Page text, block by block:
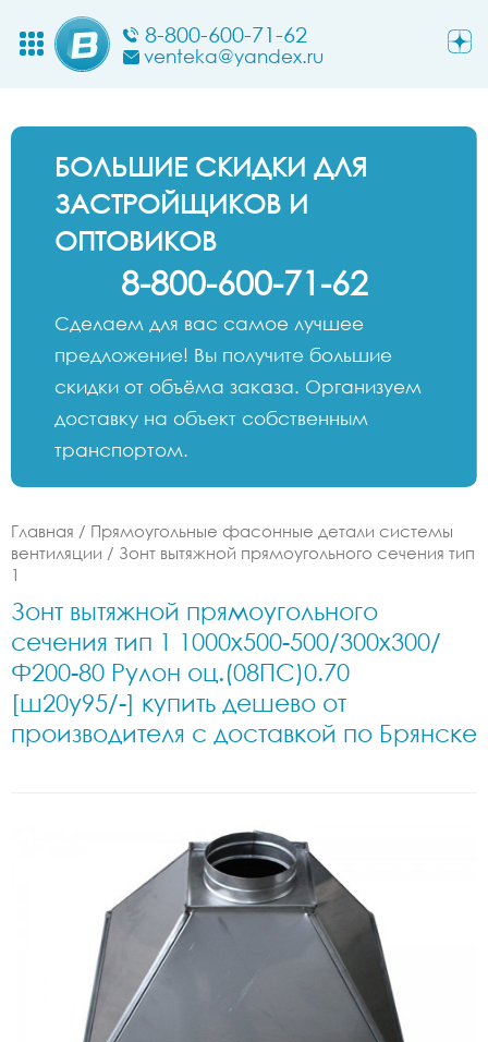
8-800-600-71-62
venteka@yandex.ru
БОЛЬШИЕ СКИДКИ ДЛЯ
ЗАСТРОЙЩИКОВ И
ОПТОВИКОВ
8-800-600-71-62
Сделаем для вас самое лучшее
предложение! Вы получите большие
скидки от объёма заказа. Организуем
доставку на объект собственным
транспортом.
Главная / Прямоугольные фасонные детали системы
вентиляции / Зонт вытяжной прямоугольного сечения тип
1
Зонт вытяжной прямоугольного
сечения тип 1 1000x500-500/300x300/
Ф200-80 Рулон оц.(08ПС)0.70
[ш20у95/-] купить дешево от
производителя с доставкой по Брянске